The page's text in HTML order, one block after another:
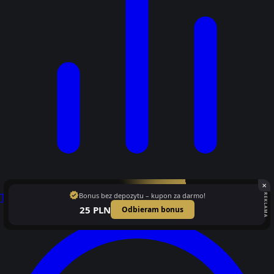
✕
verifiedBonus bez depozytu – kupon za darmo!
25 PLN Odbieram bonus REKLAMA
Tabele